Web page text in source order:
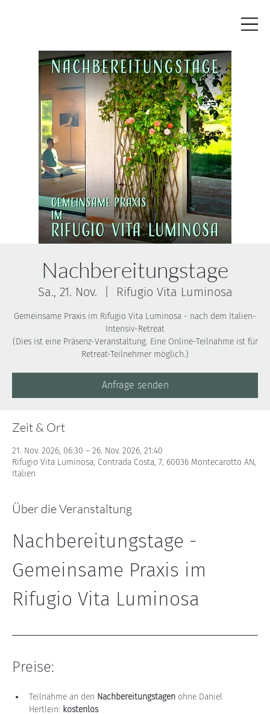
Nachbereitungstage
Sa., 21. Nov. Rifugio Vita Luminosa
Gemeinsame Praxis im Rifugio Vita Luminosa - nach dem Italien-
Intensiv-Retreat
(Dies ist eine Präsenz-Veranstaltung. Eine Online-Teilnahme ist für
Retreat-Teilnehmer möglich.)
Anfrage senden
Zeit & Ort
21. Nov. 2026, 06:30 – 26. Nov. 2026, 21:40
Rifugio Vita Luminosa, Contrada Costa, 7, 60036 Montecarotto AN,
Italien
Über die Veranstaltung
Nachbereitungstage -
Gemeinsame Praxis im
Rifugio Vita Luminosa
Preise:
Teilnahme an den Nachbereitungstagen ohne Daniel
Hertlein: kostenlos